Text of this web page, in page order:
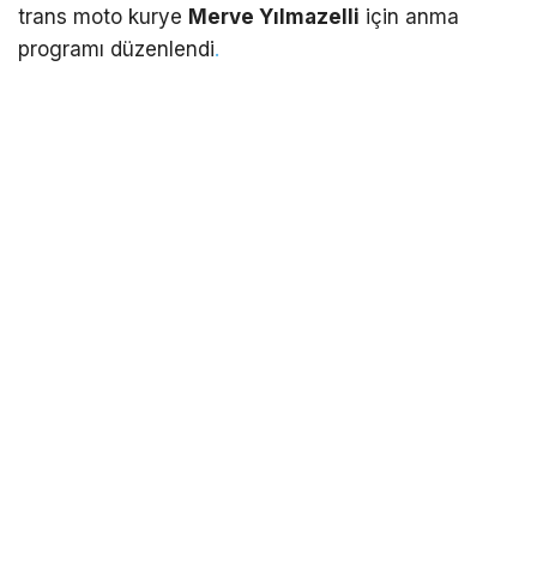
trans moto kurye Merve Yılmazelli için anma
programı düzenlendi.